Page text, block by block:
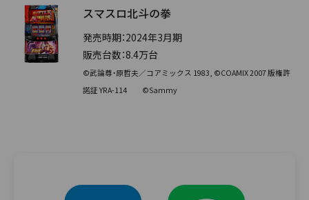
スマスロ北斗の拳
発売時期：2024年3月期
販売台数：8.4万台
©武論尊・原哲夫／コアミックス 1983, ©COAMIX 2007 版権許
諾証 YRA-114 ©Sammy